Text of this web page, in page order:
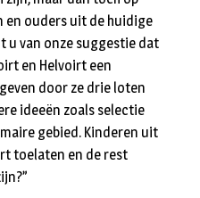
en ouders uit de huidige
u van onze suggestie dat
en Helvoirt een
door ze drie loten
ideeën zoals selectie
gebied. Kinderen uit
toelaten en de rest